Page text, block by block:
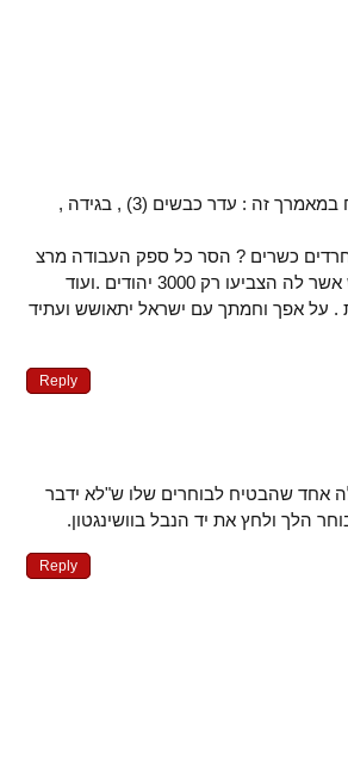
השמת לב כמה מילים המעידות על גסות רוח במאמרך זה : עדר כבשים (3) , בגידה ,
כשרים ? הסר כל ספק העבודה מרצ
עם אחד והחרדים לא ישתפו פעולה עם חדש אשר לה הצביעו רק 3000 יהודים .ועוד
. על אפך וחמתך עם ישראל יתאושש ועתיד
Reply
שהבטיח לבוחרים שלו ש"לא ידבר
הלך ולחץ את יד הנבל בוושינגטון.
Reply